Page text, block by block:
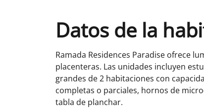
Datos de la
Ramada Residences Paradise ofrece
placenteras. Las unidades incluyen
grandes de 2 habitaciones con
completas o parciales, hornos de
tabla de planchar.